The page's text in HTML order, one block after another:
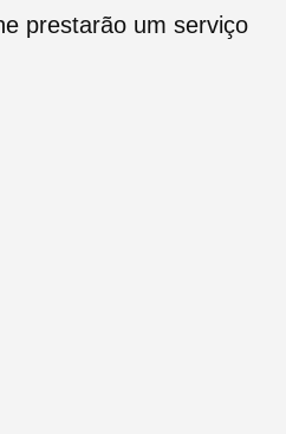
prestarão um serviço